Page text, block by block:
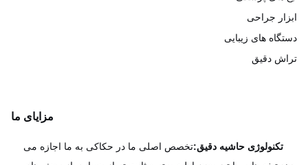
جراحی
های زیبایی
دقیق
مزایای ما
تکنولوژی حاشیه دقیق:تخصص اصلی ما در حکاکی به ما اجازه می